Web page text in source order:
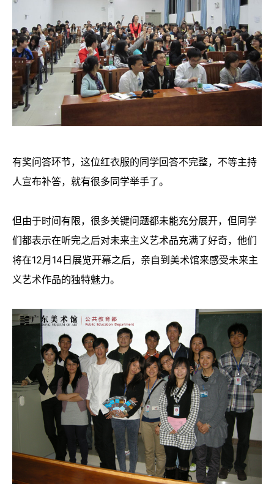
有奖问答环节，这位红衣服的同学回答不完整，不等主持
人宣布补答，就有很多同学举手了。
但由于时间有限，很多关键问题都未能充分展开，但同学
们都表示在听完之后对未来主义艺术品充满了好奇，他们
将在12月14日展览开幕之后，亲自到美术馆来感受未来主
义艺术作品的独特魅力。